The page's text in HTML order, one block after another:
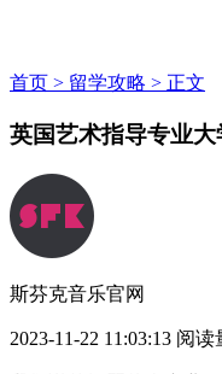
首页 > 留学攻略 > 正文
英国艺术指导专业大
斯芬克音乐官网
2023-11-22 11:03:13 阅读